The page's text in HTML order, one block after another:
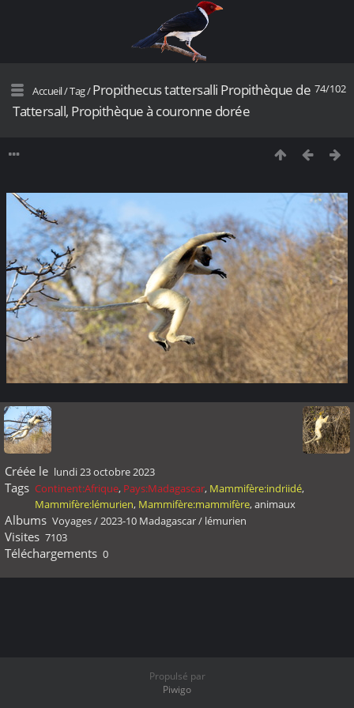
74/102
Accueil/Tag/Propithecus tattersalli Propithèque de
Tattersall, Propithèque à couronne dorée
Créée le lundi 23 octobre 2023
Tags Continent:Afrique, Pays:Madagascar, Mammifère:indriidé,
Mammifère:lémurien, Mammifère:mammifère,animaux
Albums Voyages/2023-10 Madagascar/ lémurien
Visites 7103
Téléchargements 0
Propulsé par
Piwigo